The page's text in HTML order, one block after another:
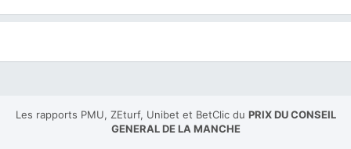
Les rapports PMU, ZEturf, Unibet et BetClic du PRIX DU CONSEIL
GENERAL DE LA MANCHE